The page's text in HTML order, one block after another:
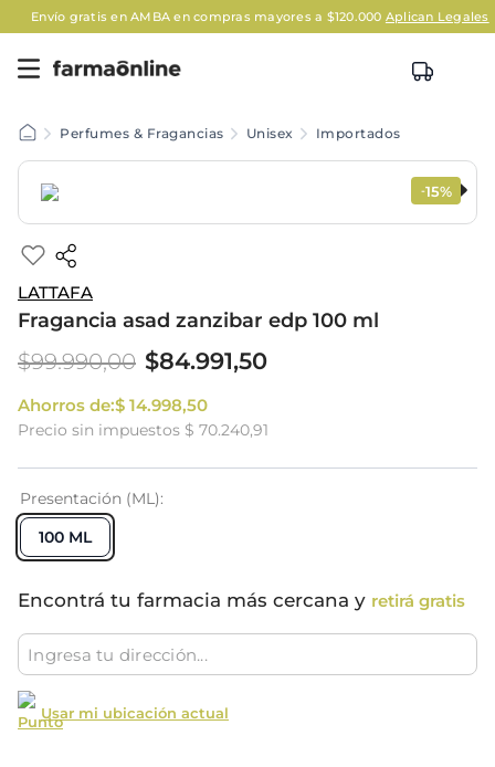
Envío gratis en AMBA en compras mayores a $120.000Aplican Legales
Perfumes & Fragancias Unisex Importados
-15%
LATTAFA
Fragancia asad zanzibar edp 100 ml
$99.990,00 $84.991,50
Ahorros de:$ 14.998,50
Precio sin impuestos $ 70.240,91
Presentación (ML)
100 ML
Encontrá tu farmacia más cercana y retirá gratis
Usar mi ubicación actual